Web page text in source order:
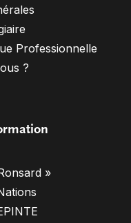
Professionnelle
?
»